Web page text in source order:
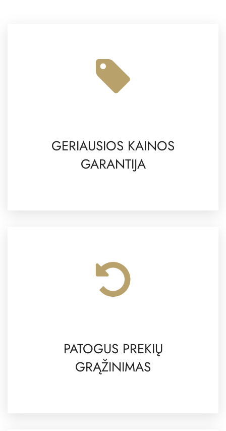
GERIAUSIOS KAINOS
GARANTIJA
PATOGUS PREKIŲ
GRĄŽINIMAS